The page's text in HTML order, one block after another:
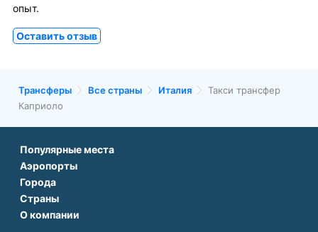
опыт.
Оставить отзыв
Трансферы Все страны Италия
Такси трансфер
Каприоло
Популярные места
Аэропорт Подгорицы
Аэропорт Белграда
Аэропорт Дубая
Аэропорты
Аэропорт Антальи
Аэропорт Тбилиси
Города
Трансфер в Париже
Трансфер в Дубае
Страны
Трансфер во Франции
О компании